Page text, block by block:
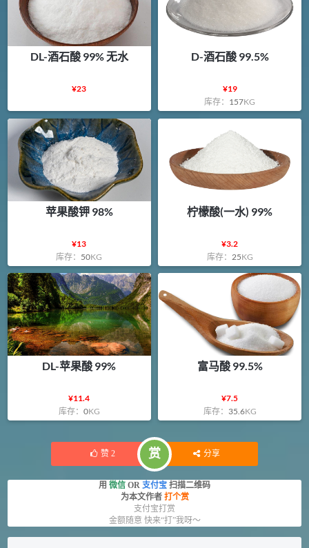
DL-酒石酸 99% 无水
¥23
D-酒石酸 99.5%
¥19
库存： 157KG
苹果酸钾 98%
¥13
库存： 50KG
柠檬酸(一水) 99%
¥3.2
库存： 25KG
DL-苹果酸 99%
¥11.4
库存： 0KG
富马酸 99.5%
¥7.5
库存： 35.6KG
赞 2 赏 分享
用 微信 OR 支付宝 扫描二维码
为本文作者 打个赏
支付宝打赏
金额随意 快来“打”我呀～